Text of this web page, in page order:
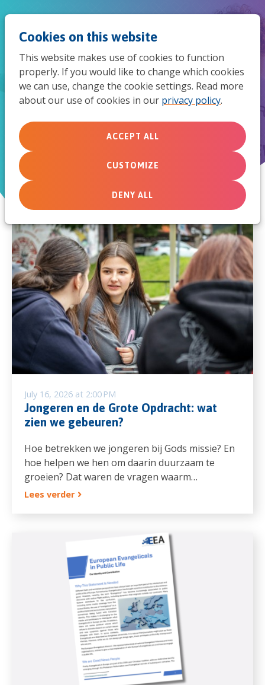
Cookies on this website
This website makes use of cookies to function
properly. If you would like to change which cookies
we can use, change the cookie settings. Read more
about our use of cookies in our privacy policy.
ACCEPT ALL
CUSTOMIZE
DENY ALL
Nu bij MissieNederland
July 16, 2026 at 2:00 PM
Jongeren en de Grote Opdracht: wat
zien we gebeuren?
Hoe betrekken we jongeren bij Gods missie? En
hoe helpen we hen om daarin duurzaam te
groeien? Dat waren de vragen waarm…
Lees verder